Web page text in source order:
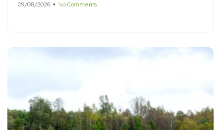
09/08/2026 No Comments